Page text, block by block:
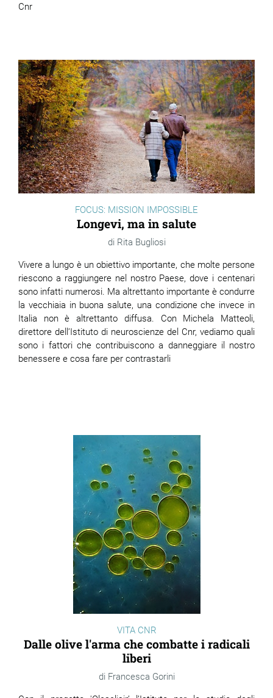
Cnr
FOCUS: MISSION IMPOSSIBLE
Longevi, ma in salute
Rita Bugliosi
Vivere a lungo è un obiettivo importante, che molte persone
riescono a raggiungere nel nostro Paese, dove i centenari
sono infatti numerosi. Ma altrettanto importante è condurre
la vecchiaia in buona salute, una condizione che invece in
Italia non è altrettanto diffusa. Con Michela Matteoli,
direttore dell’Istituto di neuroscienze del Cnr, vediamo quali
sono i fattori che contribuiscono a danneggiare il nostro
benessere e cosa fare per contrastarli
VITA CNR
Dalle olive l'arma che combatte i radicali
liberi
Francesca Gorini